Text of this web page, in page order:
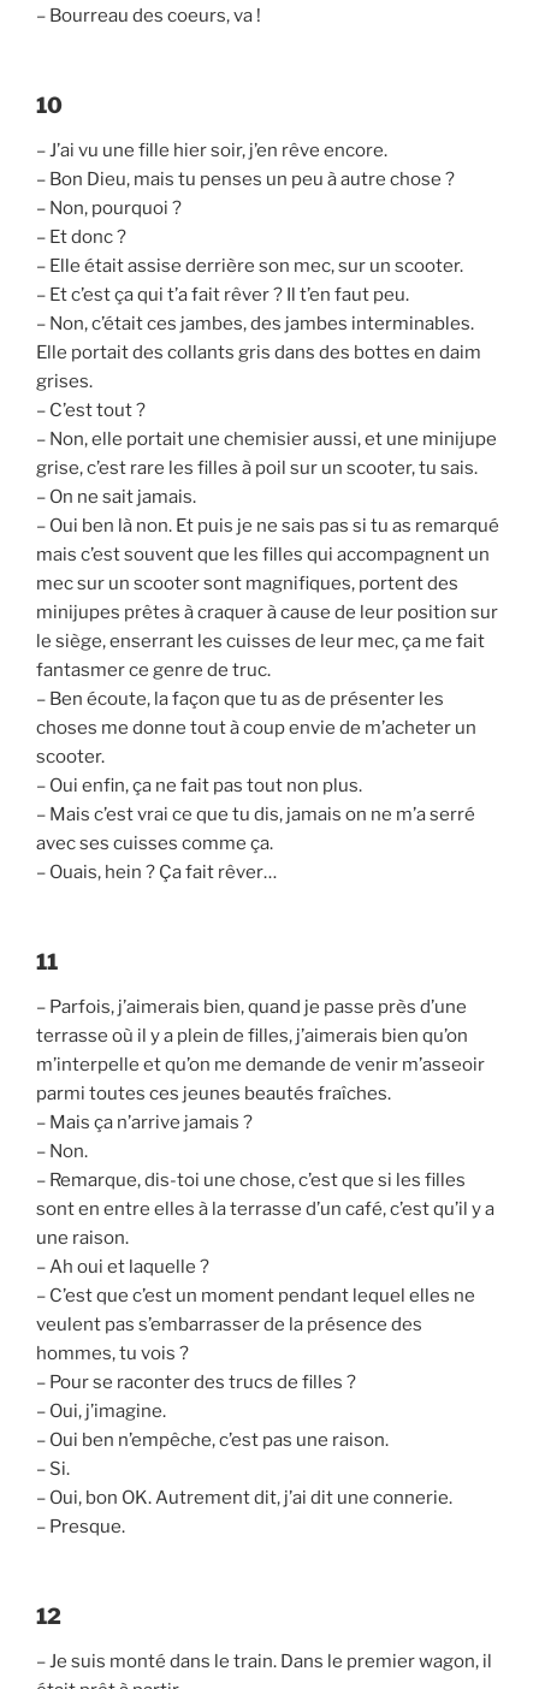
– Bourreau des coeurs, va !
10
– J’ai vu une fille hier soir, j’en rêve encore.
– Bon Dieu, mais tu penses un peu à autre chose ?
– Non, pourquoi ?
– Et donc ?
– Elle était assise derrière son mec, sur un scooter.
– Et c’est ça qui t’a fait rêver ? Il t’en faut peu.
– Non, c’était ces jambes, des jambes interminables.
Elle portait des collants gris dans des bottes en daim
grises.
– C’est tout ?
– Non, elle portait une chemisier aussi, et une minijupe
grise, c’est rare les filles à poil sur un scooter, tu sais.
– On ne sait jamais.
– Oui ben là non. Et puis je ne sais pas si tu as remarqué
mais c’est souvent que les filles qui accompagnent un
mec sur un scooter sont magnifiques, portent des
minijupes prêtes à craquer à cause de leur position sur
le siège, enserrant les cuisses de leur mec, ça me fait
fantasmer ce genre de truc.
– Ben écoute, la façon que tu as de présenter les
choses me donne tout à coup envie de m’acheter un
scooter.
– Oui enfin, ça ne fait pas tout non plus.
– Mais c’est vrai ce que tu dis, jamais on ne m’a serré
avec ses cuisses comme ça.
– Ouais, hein ? Ça fait rêver…
11
– Parfois, j’aimerais bien, quand je passe près d’une
terrasse où il y a plein de filles, j’aimerais bien qu’on
m’interpelle et qu’on me demande de venir m’asseoir
parmi toutes ces jeunes beautés fraîches.
– Mais ça n’arrive jamais ?
– Non.
– Remarque, dis-toi une chose, c’est que si les filles
sont en entre elles à la terrasse d’un café, c’est qu’il y a
une raison.
– Ah oui et laquelle ?
– C’est que c’est un moment pendant lequel elles ne
veulent pas s’embarrasser de la présence des
hommes, tu vois ?
– Pour se raconter des trucs de filles ?
– Oui, j’imagine.
– Oui ben n’empêche, c’est pas une raison.
– Si.
– Oui, bon OK. Autrement dit, j’ai dit une connerie.
– Presque.
12
– Je suis monté dans le train. Dans le premier wagon, il